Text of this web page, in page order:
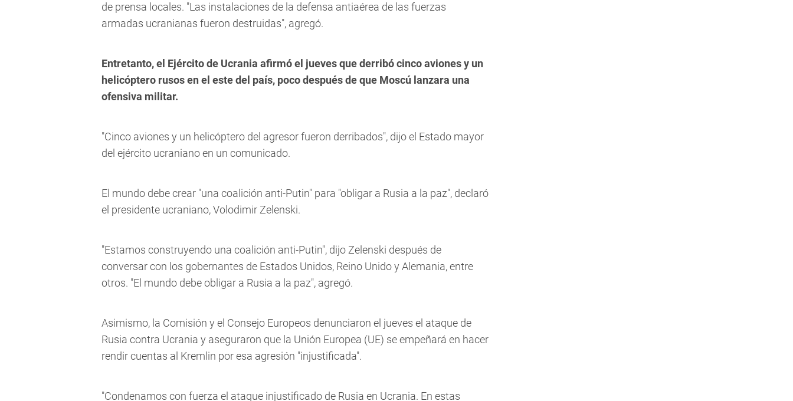
de prensa locales. "Las instalaciones de la defensa antiaérea de las fuerzas
armadas ucranianas fueron destruidas", agregó.
Entretanto, el Ejército de Ucrania afirmó el jueves que derribó cinco aviones y un
helicóptero rusos en el este del país, poco después de que Moscú lanzara una
ofensiva militar.
"Cinco aviones y un helicóptero del agresor fueron derribados", dijo el Estado mayor
del ejército ucraniano en un comunicado.
El mundo debe crear "una coalición anti-Putin" para "obligar a Rusia a la paz", declaró
el presidente ucraniano, Volodimir Zelenski.
"Estamos construyendo una coalición anti-Putin", dijo Zelenski después de
conversar con los gobernantes de Estados Unidos, Reino Unido y Alemania, entre
otros. "El mundo debe obligar a Rusia a la paz", agregó.
Asimismo, la Comisión y el Consejo Europeos denunciaron el jueves el ataque de
Rusia contra Ucrania y aseguraron que la Unión Europea (UE) se empeñará en hacer
rendir cuentas al Kremlin por esa agresión "injustificada".
"Condenamos con fuerza el ataque injustificado de Rusia en Ucrania. En estas